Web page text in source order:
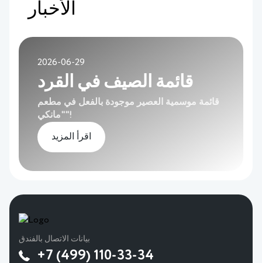
الأخبار
2026-06-29
قائمة الصيف في القرد
قائمة موسمية العصير موجودة بالفعل في مطعم
"مانكي"!
اقرأ المزيد
بيانات الاتصال بالفندق
+7 (499) 110-33-34